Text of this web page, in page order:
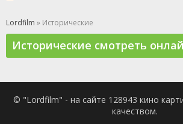
Lordfilm » Исторические
Исторические смотреть
© "Lordfilm" - на сайте 128943 кино
качеством.